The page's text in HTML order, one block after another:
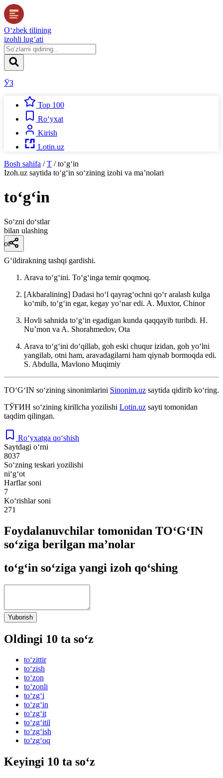
O‘zbek tilining
izohli lug‘ati
ЎЗ
Top 100
Ro‘yxat
Kirish
Lotin.uz
Bosh sahifa / T / to‘g‘in
Izoh.uz saytida to‘g‘in so‘zining izohi va ma’nolari
to‘g‘in
So‘zni do‘stlar
bilan ulashing
ot
Gʻildirakning tashqi gardishi.
Arava toʻgʻini. Toʻgʻinga temir qoqmoq.
[Akbaralining] Dadasi hoʻl qayragʻochni qoʻr aralash kulga
koʻmib, toʻgʻin egar, kegay yoʻnar edi. A. Muxtor, Chinor
Hovli sahnida toʻgʻin egadigan kunda qaqqayib turibdi. H.
Nuʼmon va A. Shorahmedov, Ota
Arava toʻgʻini doʻqillab, goh eski chuqur izidan, goh yoʻlni
yangilab, otni ham, aravadagilarni ham qiynab bormoqda edi.
S. Abdulla, Mavlono Muqimiy
TO‘G‘IN so‘zining sinonimlarini Sinonim.uz saytida qidirib ko‘ring.
ТЎҒИН so‘zining kirillcha yozilishi Lotin.uz sayti tomonidan
taqdim qilingan.
Ro‘yxatga qo‘shish
Saytdagi o‘rni
8037
So‘zning teskari yozilishi
ni‘g‘ot
Harflar soni
7
Ko‘rishlar soni
271
Foydalanuvchilar tomonidan TO‘G‘IN
so‘ziga berilgan ma’nolar
to‘g‘in so‘ziga yangi izoh qo‘shing
Yuborish
Oldingi 10 ta so‘z
to‘zittir
to‘zish
to‘zon
to‘zonli
to‘zg‘i
to‘zg‘in
to‘zg‘it
to‘zg‘itil
to‘zg‘ish
to‘zg‘oq
Keyingi 10 ta so‘z